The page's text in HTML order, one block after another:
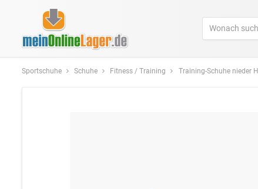
Sportschuhe Schuhe Fitness / Training Training-Schuhe nieder Herren/Uni